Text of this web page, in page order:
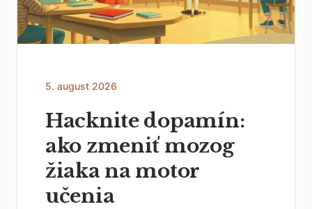
5. august 2026
Hacknite dopamín:
ako zmeniť mozog
žiaka na motor
učenia